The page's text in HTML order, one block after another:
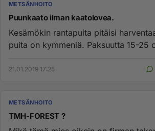
METSÄNHOITO
Puunkaato ilman kaatolovea.
Kesämökin rantapuita pitäisi
puita on kymmeniä. Paksuutta 15-25
21.01.2019 17:25
METSÄNHOITO
TMH-FOREST ?